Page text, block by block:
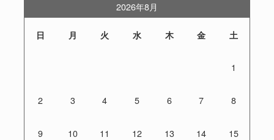
2026年8月
日 月 火 水 木 金 土
1
2 3 4 5 6 7 8
9 10 11 12 13 14 15